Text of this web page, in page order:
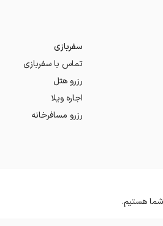
سفربازی
تماس با سفربازی
رزرو هتل
اجاره ویلا
رزرو مسافرخانه